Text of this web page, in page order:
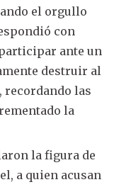
el orgullo
con
ante un
destruir al
recordando las
la
la figura de
a quien acusan